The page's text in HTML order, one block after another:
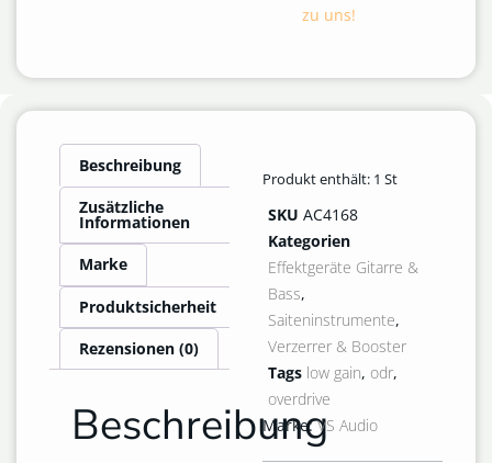
zu uns!
Beschreibung
Zusätzliche
Informationen
Marke
Produktsicherheit
Rezensionen (0)
Beschreibung
Produkt enthält: 1 St
SKU AC4168
Kategorien
Effektgeräte Gitarre &
Bass,
Saiteninstrumente,
Verzerrer & Booster
Tags low gain, odr,
overdrive
Marke:VS Audio